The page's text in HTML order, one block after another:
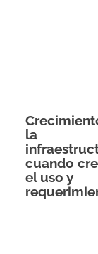
la
cuando
el uso y